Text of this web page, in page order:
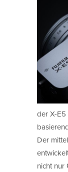
der X-E5
Der
nicht nur